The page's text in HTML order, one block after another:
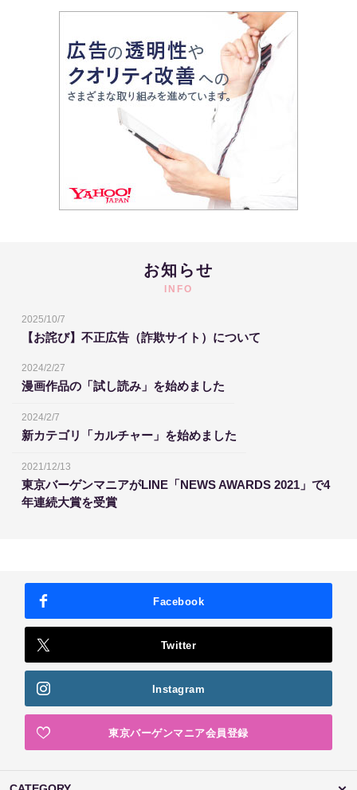
お知らせ
INFO
2025/10/7
【お詫び】不正広告（詐欺サイト）について
2024/2/27
漫画作品の「試し読み」を始めました
2024/2/7
新カテゴリ「カルチャー」を始めました
2021/12/13
東京バーゲンマニアがLINE「NEWS AWARDS 2021」で4
年連続大賞を受賞
Facebook
Twitter
Instagram
東京バーゲンマニア会員登録